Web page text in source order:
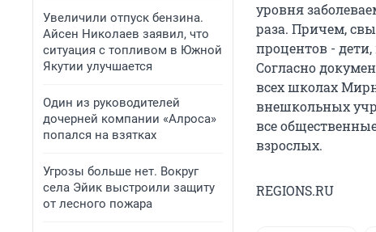
Увеличили отпуск бензина.
Айсен Николаев заявил, что
ситуация с топливом в Южной
Якутии улучшается
Один из руководителей
дочерней компании «Алроса»
попался на взятках
Угрозы больше нет. Вокруг
села Эйик выстроили защиту
от лесного пожара
уровня
раза. Причем,
процентов -
Согласно
всех школах
внешкольных
все
взрослых.
REGIONS.RU